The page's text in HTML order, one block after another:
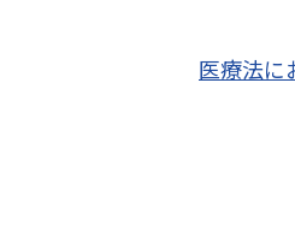
医療法に